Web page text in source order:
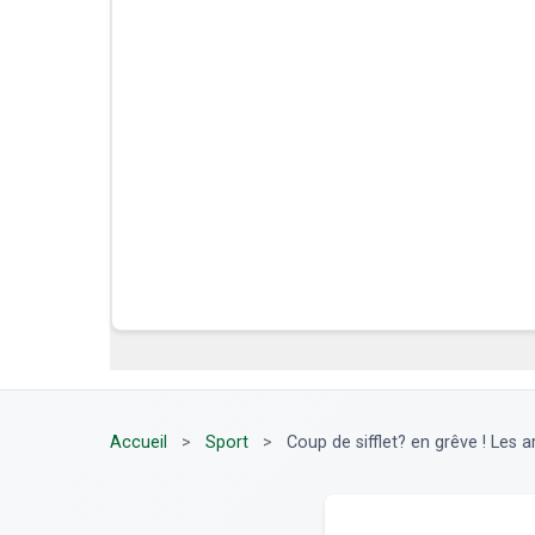
Accueil > Sport > Coup de sifflet? en grêve ! Les